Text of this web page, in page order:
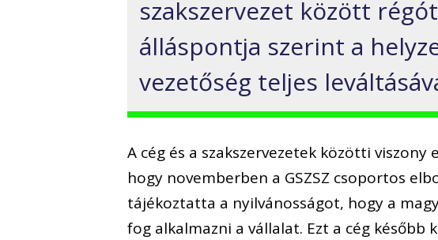
szakszervezet között
álláspontja szerint a
vezetőség teljes
A cég és a szakszervezetek közötti
hogy novemberben a GSZSZ csoportos
tájékoztatta a nyilvánosságot, hogy a
fog alkalmazni a vállalat. Ezt a cég